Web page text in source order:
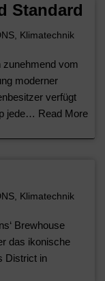
Standard
, Klimatechnik
zunehmend vom
moderner
verfügt
jede… Read More
, Klimatechnik
Brewhouse
das ikonische
District in